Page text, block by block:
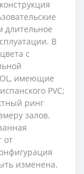
длительное
В
с
имеющие
PVC;
ринг
залов.
от
изменена.